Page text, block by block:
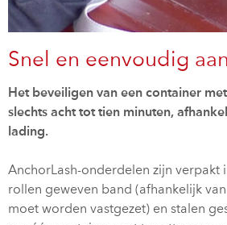
Snel en eenvoudig
Het beveiligen van een container
slechts acht tot tien minuten,
lading.
AnchorLash-onderdelen zijn verpakt
rollen geweven band (afhankelijk
moet worden vastgezet) en stalen